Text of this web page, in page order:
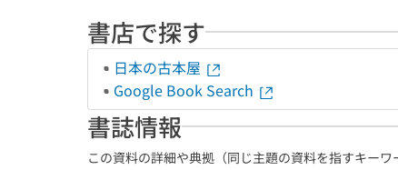
書店で探す
日本の古本屋
Google Book Search
書誌情報
この資料の詳細や典拠（同じ主題の資料を指すキーワ